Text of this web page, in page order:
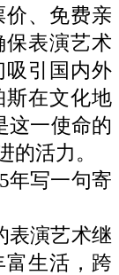
、免费亲
表演艺术
吸引国内外
斯在文化地
这一使命的
的活力。
年写一句寄
表演艺术继
生活，跨